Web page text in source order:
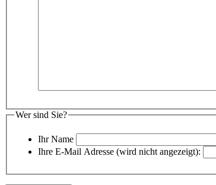
Wer sind Sie?
Ihr Name
Ihre E-Mail Adresse (wird nicht angezeigt):